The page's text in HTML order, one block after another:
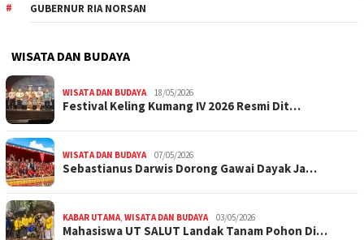
GUBERNUR RIA NORSAN
WISATA DAN BUDAYA
WISATA DAN BUDAYA 18/05/2026
Festival Keling Kumang IV 2026 Resmi Dit…
WISATA DAN BUDAYA 07/05/2026
Sebastianus Darwis Dorong Gawai Dayak Ja…
KABAR UTAMA, WISATA DAN BUDAYA 03/05/2026
Mahasiswa UT SALUT Landak Tanam Pohon Di…